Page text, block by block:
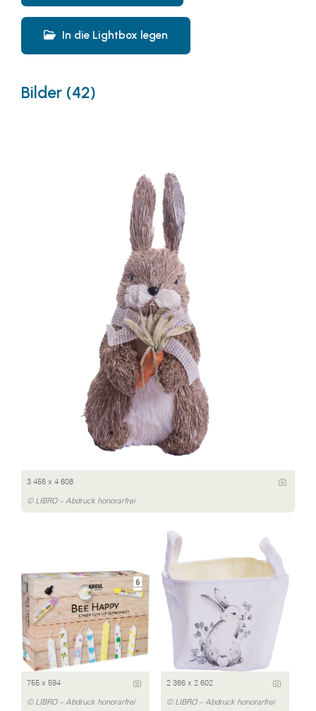
In die Lightbox legen
Bilder (42)
3 456 x 4 608
© LIBRO – Abdruck honorarfrei
755 x 594
© LIBRO – Abdruck honorarfrei
2 366 x 2 602
© LIBRO – Abdruck honorarfrei